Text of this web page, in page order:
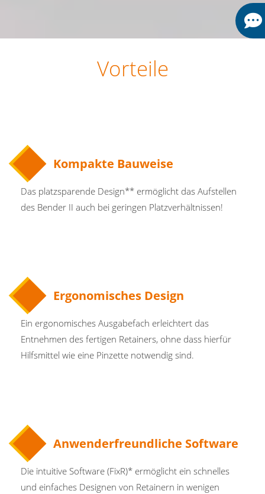
Vorteile
Kompakte Bauweise
Das platzsparende Design** ermöglicht das Aufstellen
des Bender II auch bei geringen Platzverhältnissen!
Ergonomisches Design
Ein ergonomisches Ausgabefach erleichtert das
Entnehmen des fertigen Retainers, ohne dass hierfür
Hilfsmittel wie eine Pinzette notwendig sind.
Anwenderfreundliche Software
Die intuitive Software (FixR)* ermöglicht ein schnelles
und einfaches Designen von Retainern in wenigen